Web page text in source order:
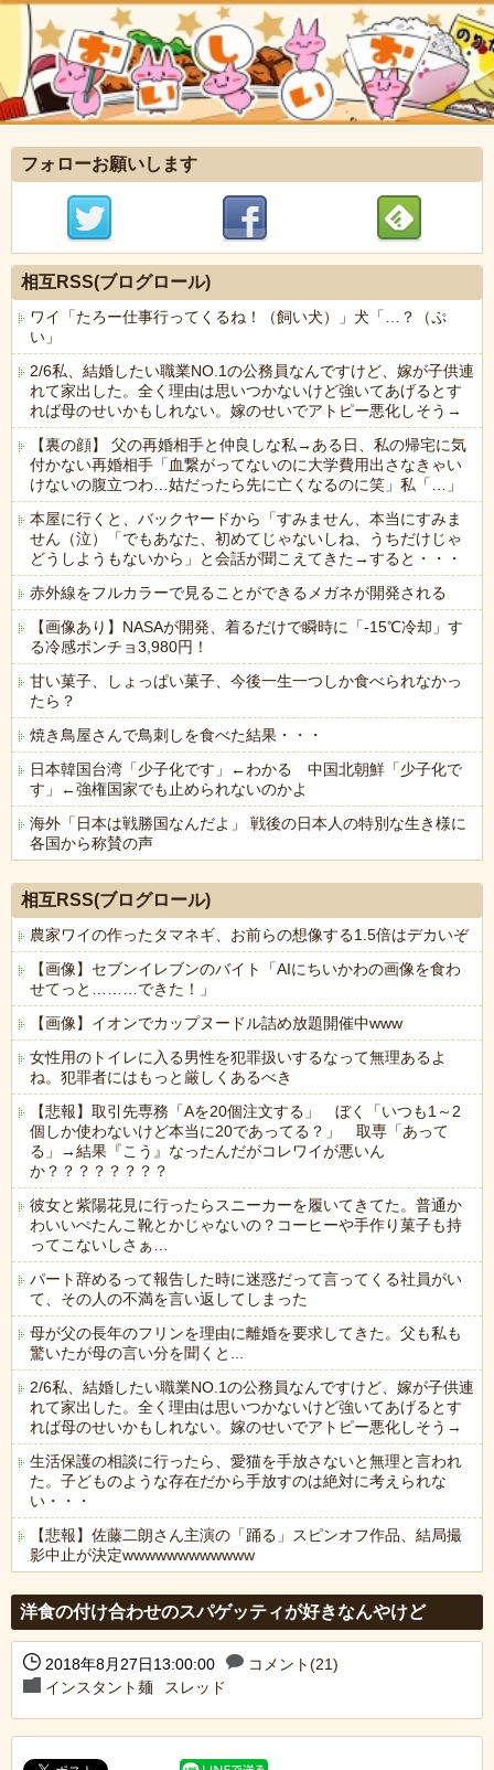
フォローお願いします
相互RSS(ブログロール)
ワイ「たろー仕事行ってくるね！（飼い犬）」犬「…？（ぷ
い」
2/6私、結婚したい職業NO.1の公務員なんですけど、嫁が子供連
れて家出した。全く理由は思いつかないけど強いてあげるとす
れば母のせいかもしれない。嫁のせいでアトピー悪化しそう→
【裏の顔】 父の再婚相手と仲良しな私→ある日、私の帰宅に気
付かない再婚相手「血繋がってないのに大学費用出さなきゃい
けないの腹立つわ…姑だったら先に亡くなるのに笑」私「…」
本屋に行くと、バックヤードから「すみません、本当にすみま
せん（泣）「でもあなた、初めてじゃないしね、うちだけじゃ
どうしようもないから」と会話が聞こえてきた→すると・・・
赤外線をフルカラーで見ることができるメガネが開発される
【画像あり】NASAが開発、着るだけで瞬時に「-15℃冷却」す
る冷感ポンチョ3,980円！
甘い菓子、しょっぱい菓子、今後一生一つしか食べられなかっ
たら？
焼き鳥屋さんで鳥刺しを食べた結果・・・
日本韓国台湾「少子化です」←わかる 中国北朝鮮「少子化で
す」←強権国家でも止められないのかよ
海外「日本は戦勝国なんだよ」 戦後の日本人の特別な生き様に
各国から称賛の声
相互RSS(ブログロール)
農家ワイの作ったタマネギ、お前らの想像する1.5倍はデカいぞ
【画像】セブンイレブンのバイト「AIにちいかわの画像を食わ
せてっと………できた！」
【画像】イオンでカップヌードル詰め放題開催中www
女性用のトイレに入る男性を犯罪扱いするなって無理あるよ
ね。犯罪者にはもっと厳しくあるべき
【悲報】取引先専務「Aを20個注文する」 ぼく「いつも1～2
個しか使わないけど本当に20であってる？」 取専「あって
る」→結果『こう』なったんだがコレワイが悪いん
か？？？？？？？？
彼女と紫陽花見に行ったらスニーカーを履いてきてた。普通か
わいいぺたんこ靴とかじゃないの？コーヒーや手作り菓子も持
ってこないしさぁ…
パート辞めるって報告した時に迷惑だって言ってくる社員がい
て、その人の不満を言い返してしまった
母が父の長年のフリンを理由に離婚を要求してきた。父も私も
驚いたが母の言い分を聞くと...
2/6私、結婚したい職業NO.1の公務員なんですけど、嫁が子供連
れて家出した。全く理由は思いつかないけど強いてあげるとす
れば母のせいかもしれない。嫁のせいでアトピー悪化しそう→
生活保護の相談に行ったら、愛猫を手放さないと無理と言われ
た。子どものような存在だから手放すのは絶対に考えられな
い・・・
【悲報】佐藤二朗さん主演の「踊る」スピンオフ作品、結局撮
影中止が決定wwwwwwwwwwww
洋食の付け合わせのスパゲッティが好きなんやけど
2018年8月27日13:00:00
コメント(21)
インスタント麺
スレッド